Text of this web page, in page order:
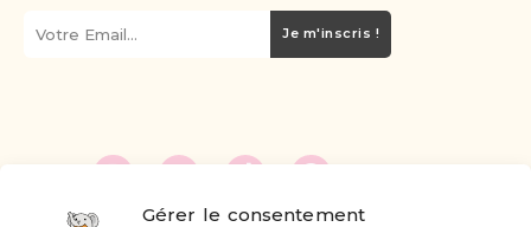
Gérer le consentement
Je m'inscris !